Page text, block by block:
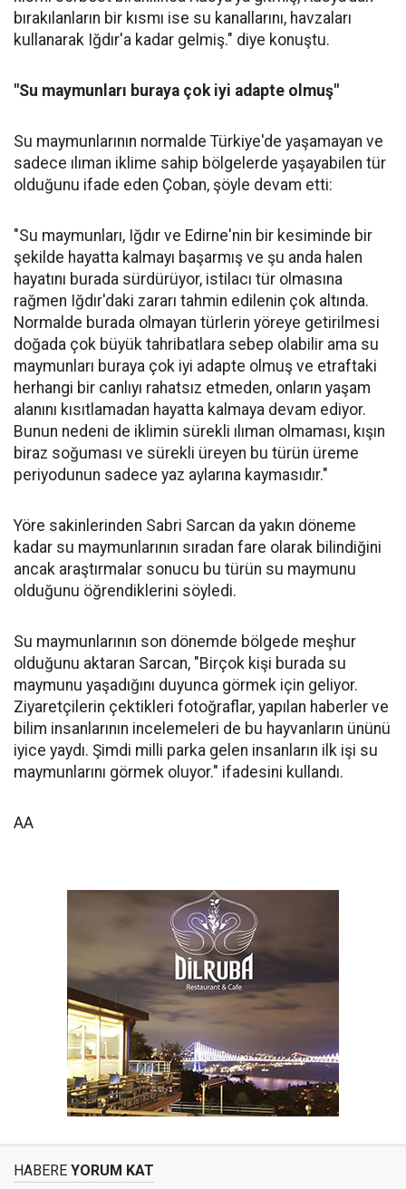
bırakılanların bir kısmı ise su kanallarını, havzaları
kullanarak Iğdır'a kadar gelmiş." diye konuştu.
"Su maymunları buraya çok iyi adapte olmuş"
Su maymunlarının normalde Türkiye'de yaşamayan ve
sadece ılıman iklime sahip bölgelerde yaşayabilen tür
olduğunu ifade eden Çoban, şöyle devam etti:
"Su maymunları, Iğdır ve Edirne'nin bir kesiminde bir
şekilde hayatta kalmayı başarmış ve şu anda halen
hayatını burada sürdürüyor, istilacı tür olmasına
rağmen Iğdır'daki zararı tahmin edilenin çok altında.
Normalde burada olmayan türlerin yöreye getirilmesi
doğada çok büyük tahribatlara sebep olabilir ama su
maymunları buraya çok iyi adapte olmuş ve etraftaki
herhangi bir canlıyı rahatsız etmeden, onların yaşam
alanını kısıtlamadan hayatta kalmaya devam ediyor.
Bunun nedeni de iklimin sürekli ılıman olmaması, kışın
biraz soğuması ve sürekli üreyen bu türün üreme
periyodunun sadece yaz aylarına kaymasıdır."
Yöre sakinlerinden Sabri Sarcan da yakın döneme
kadar su maymunlarının sıradan fare olarak bilindiğini
ancak araştırmalar sonucu bu türün su maymunu
olduğunu öğrendiklerini söyledi.
Su maymunlarının son dönemde bölgede meşhur
olduğunu aktaran Sarcan, "Birçok kişi burada su
maymunu yaşadığını duyunca görmek için geliyor.
Ziyaretçilerin çektikleri fotoğraflar, yapılan haberler ve
bilim insanlarının incelemeleri de bu hayvanların ününü
iyice yaydı. Şimdi milli parka gelen insanların ilk işi su
maymunlarını görmek oluyor." ifadesini kullandı.
AA
HABERE YORUM KAT